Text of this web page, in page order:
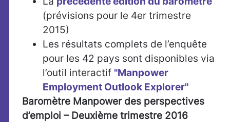
(prévisions pour le 4er trimestre
2015)
Les résultats complets de l’enquête
pour les 42 pays sont disponibles via
l’outil interactif "Manpower
Employment Outlook Explorer"
Baromètre Manpower des perspectives
d’emploi – Deuxième trimestre 2016